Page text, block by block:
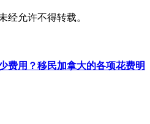
经允许不得转载。
费用？移民加拿大的各项花费明